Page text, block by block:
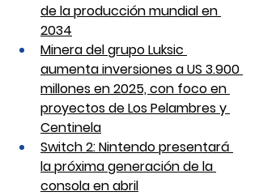
de la producción mundial en
2034
Minera del grupo Luksic
aumenta inversiones a US 3.900
millones en 2025, con foco en
proyectos de Los Pelambres y
Centinela
Switch 2: Nintendo presentará
la próxima generación de la
consola en abril